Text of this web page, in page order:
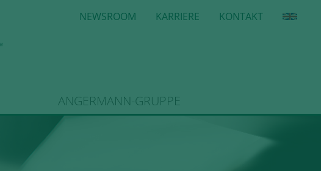
NEWSROOM KARRIERE KONTAKT
ANGERMANN-GRUPPE